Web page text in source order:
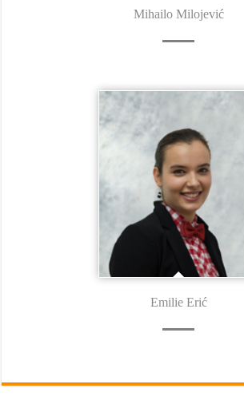
Mihailo Milojević
Emilie Erić